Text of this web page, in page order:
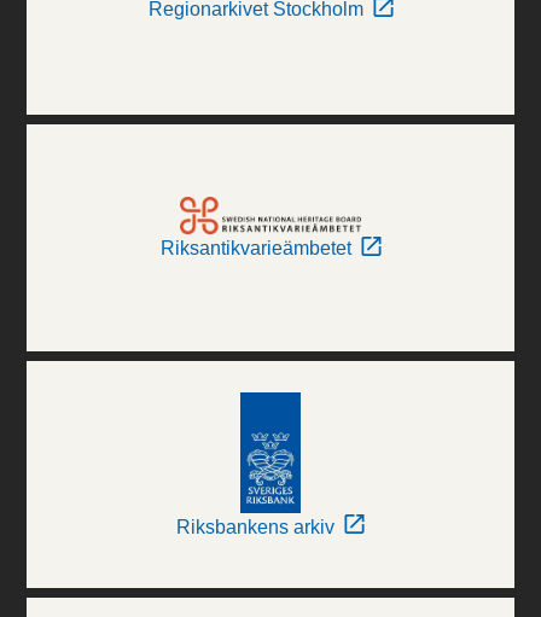
Regionarkivet Stockholm
Riksantikvarieämbetet
Riksbankens arkiv